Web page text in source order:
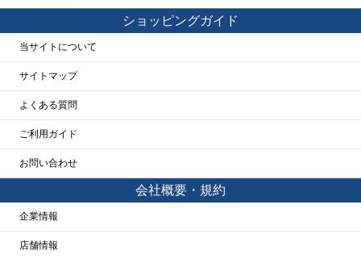
ショッピングガイド
当サイトについて
サイトマップ
よくある質問
ご利用ガイド
お問い合わせ
会社概要・規約
企業情報
店舗情報